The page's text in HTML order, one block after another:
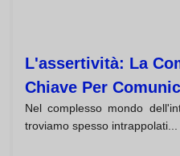
L'assertività: La
Chiave Per
Sicurezza Senza
Aggressivi
Nel complesso mondo
troviamo spesso intrappolati...